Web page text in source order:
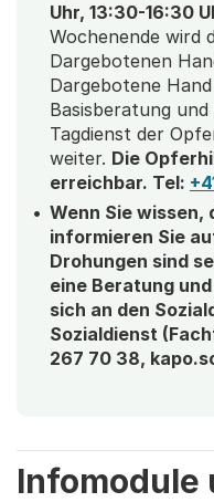
Uhr, 13:30-16:30
Wochenende wird
Dargebotenen
Dargebotene
Basisberatung
Tagdienst der
weiter. Die
erreichbar. Tel:
Wenn Sie wissen,
informieren Sie
Drohungen sind
eine Beratung
sich an den
Sozialdienst
267 70 38,
Infomodule